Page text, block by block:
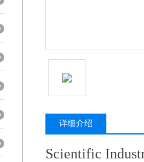
详细介绍
Scientific